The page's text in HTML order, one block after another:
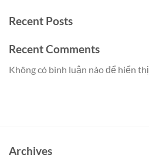
Recent Posts
Recent Comments
Không có bình luận nào để hiển thị.
Archives